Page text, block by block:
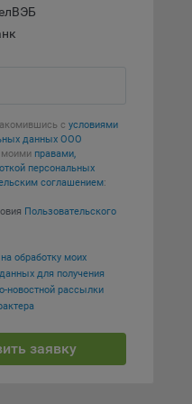
с условиями
данных ООО
моими правами,
персональных
соглашением:
Пользовательского
обработку моих
для получения
новостной рассылки
заявку